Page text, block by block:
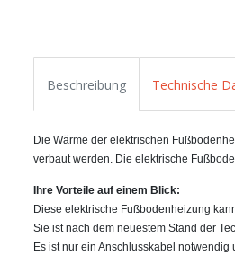
Beschreibung Technische
Die Wärme der elektrischen
verbaut werden. Die elektrische
Ihre Vorteile auf einem Blick:
Diese elektrische Fußbodenheizung
Sie ist nach dem neuestem Stand der
Es ist nur ein Anschlusskabel